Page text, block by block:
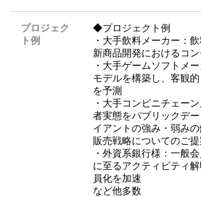
プロジェク
ト例
◆プロジェクト例
・大手飲料メーカー：
新商品開発におけるコ
・大手ゲームソフトメ
モデルを構築し、客観
を予測
・大手コンビニチェー
者実態をパブリックデ
イアントの強み・弱み
販売戦略についてのご提
・外資系銀行様：一般
に至るアクティビティ
員化を加速
など他多数